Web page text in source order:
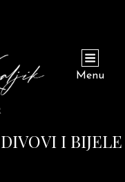
Menu
I BIJELE